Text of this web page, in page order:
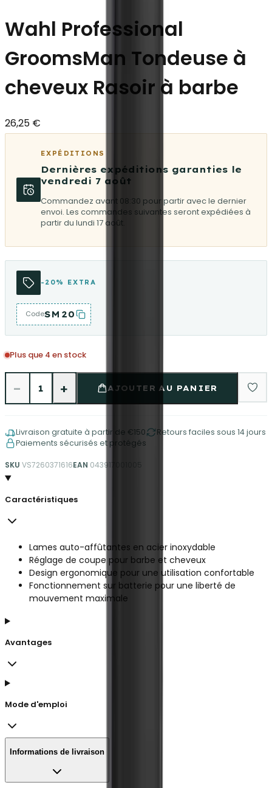
Wahl Professional
GroomsMan Tondeuse à
cheveux Rasoir à barbe
26,25 €
EXPÉDITIONS
Dernières expéditions garanties le
vendredi 7 août
Commandez avant 08:30 pour partir avec le dernier
envoi. Les commandes suivantes seront expédiées à
partir du lundi 17 août.
-20% EXTRA
CodeSM20
Plus que 4 en stock
− 1 + AJOUTER AU PANIER
Livraison gratuite à partir de €150
Retours faciles sous 14 jours
Paiements sécurisés et protégés
SKU VS7260371616EAN 043917001005
Caractéristiques
Lames auto-affûtantes en acier inoxydable
Réglage de coupe pour barbe et cheveux
Design ergonomique pour une utilisation confortable
Fonctionnement sur batterie pour une liberté de
mouvement maximale
Avantages
Mode d'emploi
Informations de livraison